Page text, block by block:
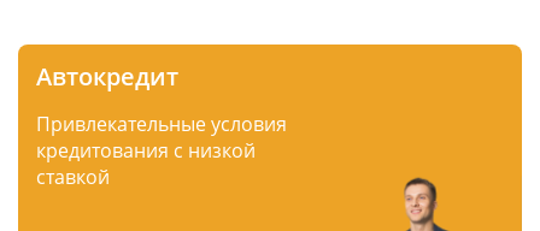
Автокредит
Привлекательные условия
кредитования с низкой
ставкой